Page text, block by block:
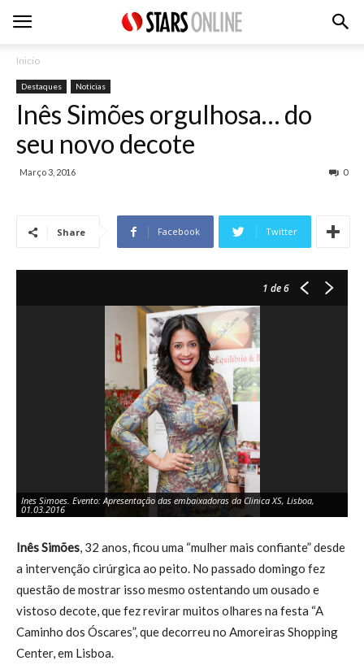
Inicio
Destaques Noticias
Inês Simões orgulhosa… do
seu novo decote
Março 3, 2016 0
Share Facebook Twitter
1 de 6
Ines Simoes. Evento: Apresentação das embaixadoras da Clinica XS, Lisboa,
01.03.2016
Inês Simões, 32 anos, ficou uma “mulher mais confiante” desde
a intervenção cirúrgica ao peito. No passado domingo fez
questão de mostrar isso mesmo ostentando um ousado e
vistoso decote, que fez revirar muitos olhares na festa “A
Caminho dos Óscares”, que decorreu no Amoreiras Shopping
Center, em Lisboa.